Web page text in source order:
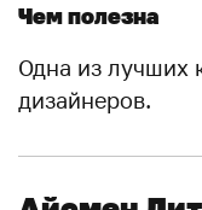
Чем полезна
Одна из лучших
дизайнеров.